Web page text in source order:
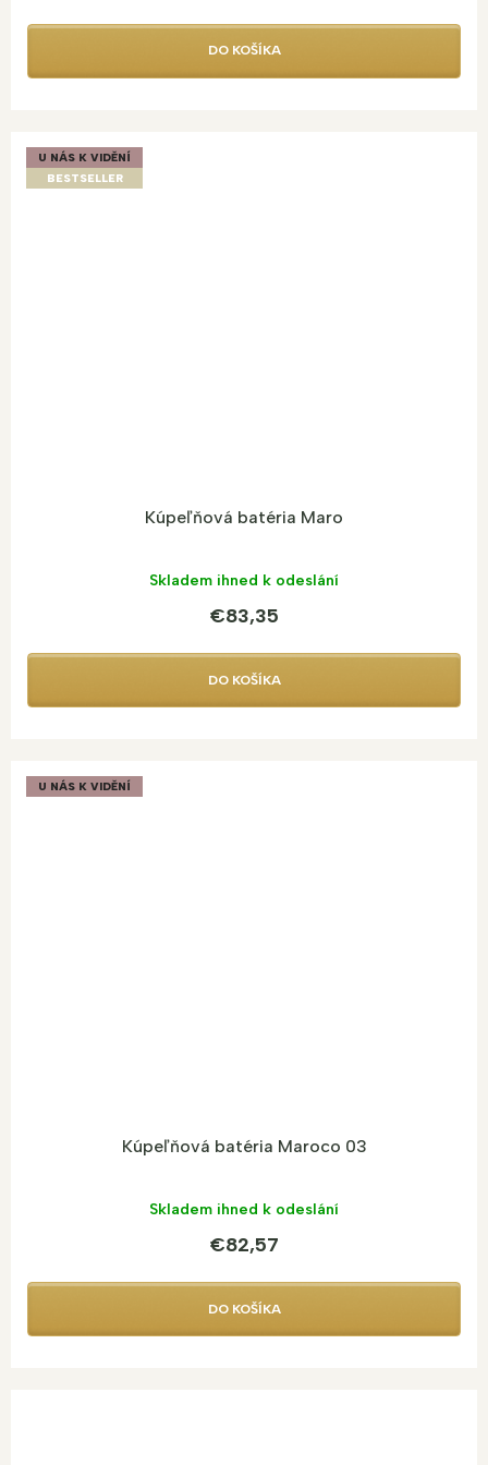
DO KOŠÍKA
U NÁS K VIDĚNÍ
BESTSELLER
Kúpeľňová batéria Maro
Skladem ihned k odeslání
€83,35
DO KOŠÍKA
U NÁS K VIDĚNÍ
Kúpeľňová batéria Maroco 03
Skladem ihned k odeslání
€82,57
DO KOŠÍKA